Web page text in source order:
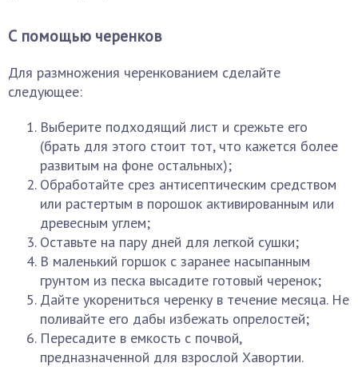
С помощью черенков
Для размножения черенкованием сделайте
следующее:
Выберите подходящий лист и срежьте его
(брать для этого стоит тот, что кажется более
развитым на фоне остальных);
Обработайте срез антисептическим средством
или растертым в порошок активированным или
древесным углем;
Оставьте на пару дней для легкой сушки;
В маленький горшок с заранее насыпанным
грунтом из песка высадите готовый черенок;
Дайте укорениться черенку в течение месяца. Не
поливайте его дабы избежать опрелостей;
Пересадите в емкость с почвой,
предназначенной для взрослой Хавортии.